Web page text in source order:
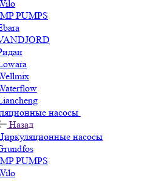
PUMPS
насосы
Назад
насосы
PUMPS